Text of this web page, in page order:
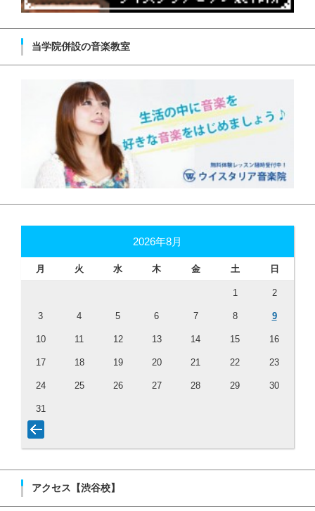
当学院併設の音楽教室
2026年8月
月 火 水 木 金 土 日
1 2
3 4 5 6 7 8 9
10 11 12 13 14 15 16
17 18 19 20 21 22 23
24 25 26 27 28 29 30
31
アクセス【渋谷校】